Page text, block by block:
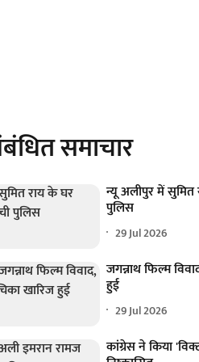
समाचार
न्यू अलीपुर में सुमित
पुलिस
29 Jul 2026
जगन्नाथ फिल्म
हुई
29 Jul 2026
कांग्रेस ने किया